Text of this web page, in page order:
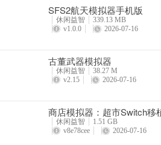
间。快来“去拍”APP，开启你的红叶拍摄
去拍最新安卓版常见问题
答：文中未提及具体下载方式，可通过
SFS2航天模拟器手机版
休闲益智
339.13 MB
v1.0.0
2026-07-16
古董武器模拟器
休闲益智
38.27 M
v2.15
2026-07-16
商店模拟器：超市Switch移
休闲益智
1.51 GB
v8e78cee
2026-07-16